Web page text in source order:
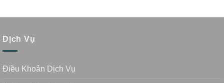
Dịch Vụ
Điều Khoản Dịch Vụ